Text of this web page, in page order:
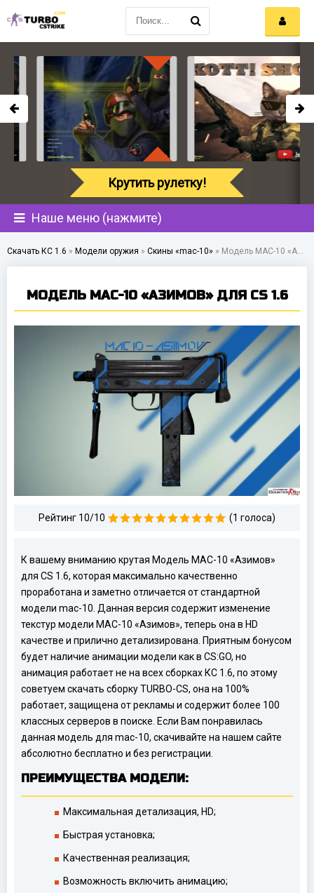
Наше меню (нажмите)
Скачать КС 1.6 » Модели оружия » Скины «mac-10» » Модель MAC-10 «Азимов» для CS 1.6
МОДЕЛЬ MAC-10 «АЗИМОВ» ДЛЯ CS 1.6
Рейтинг 10/10 (1 голоса)
К вашему вниманию крутая Модель MAC-10 «Азимов»
для CS 1.6, которая максимально качественно
проработана и заметно отличается от стандартной
модели mac-10. Данная версия содержит изменение
текстур модели MAC-10 «Азимов», теперь она в HD
качестве и прилично детализирована. Приятным бонусом
будет наличие анимации модели как в CS:GO, но
анимация работает не на всех сборках КС 1.6, по этому
советуем скачать сборку TURBO-CS, она на 100%
работает, защищена от рекламы и содержит более 100
классных серверов в поиске. Если Вам понравилась
данная модель для mac-10, скачивайте на нашем сайте
абсолютно бесплатно и без регистрации.
ПРЕИМУЩЕСТВА МОДЕЛИ:
Максимальная детализация, HD;
Быстрая установка;
Качественная реализация;
Возможность включить анимацию;
Крутить рулетку!